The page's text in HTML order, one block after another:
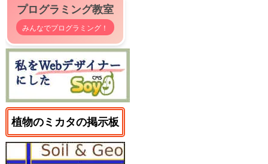
プログラミング教室
みんなでプログラミング！
植物のミカタの掲示板